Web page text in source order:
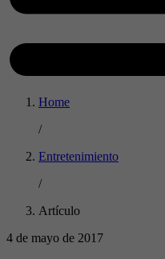
Home
/
Entretenimiento
/
Artículo
4 de mayo de 2017